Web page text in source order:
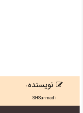
نویسنده:
SHSarmadi